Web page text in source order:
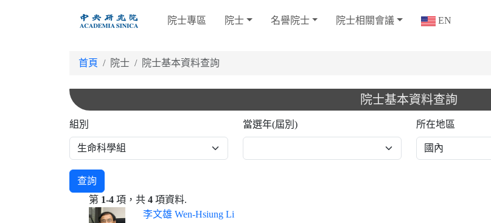
院士專區 院士 名譽院士 院士相關會議 EN
首頁 院士 院士基本資料查詢
院士基本資料查詢
組別 當選年(屆別) 所在地區
查詢
第 1-4 項，共 4 項資料.
李文雄 Wen-Hsiung Li